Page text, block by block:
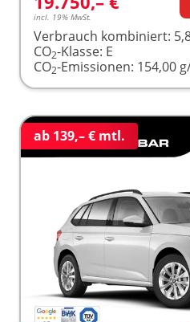
incl. 19% MwSt.
Verbrauch kombiniert:
CO2-Klasse: E
CO2-Emissionen: 154,00
ab 139,– € mtl.